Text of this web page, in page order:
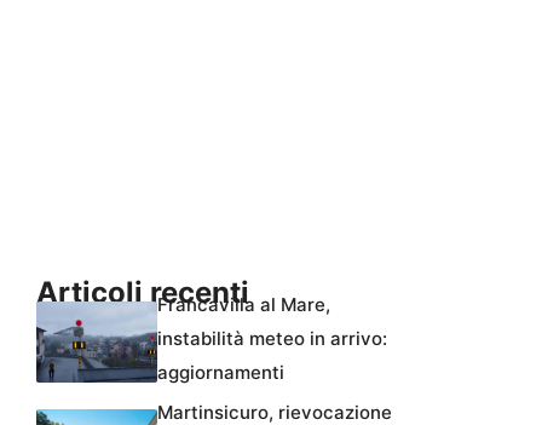
Articoli recenti
Francavilla al Mare,
instabilità meteo in arrivo:
aggiornamenti
Martinsicuro, rievocazione